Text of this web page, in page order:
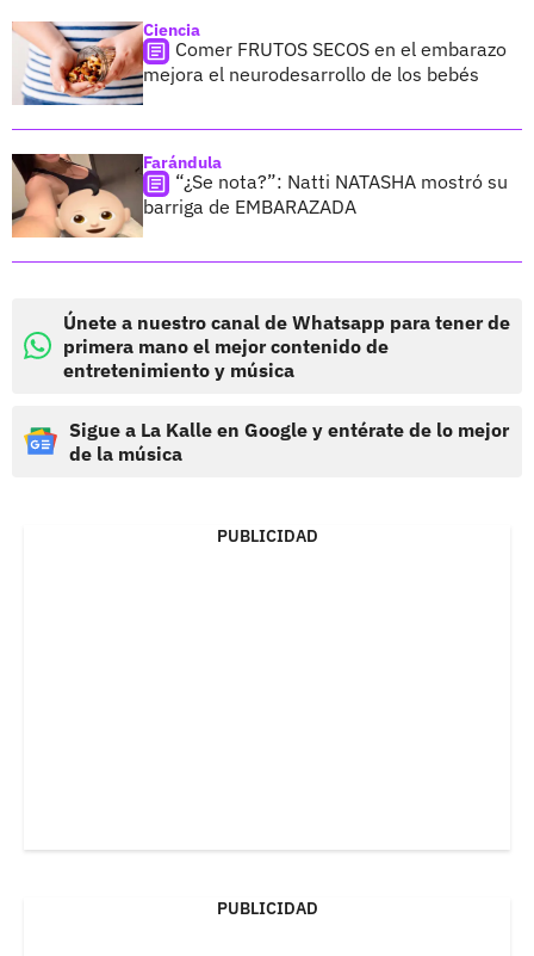
Ciencia
Comer FRUTOS SECOS en el embarazo
mejora el neurodesarrollo de los bebés
Farándula
“¿Se nota?”: Natti NATASHA mostró su
barriga de EMBARAZADA
Únete a nuestro canal de Whatsapp para tener de
primera mano el mejor contenido de
entretenimiento y música
Sigue a La Kalle en Google y entérate de lo mejor
de la música
PUBLICIDAD
PUBLICIDAD